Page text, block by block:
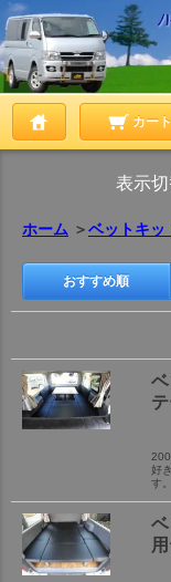
カート
表示切
ホーム ＞ベットキッ
おすすめ順
200
好
す。